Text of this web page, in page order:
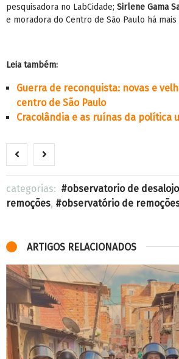
pesquisadora no LabCidade; Sirlene Gama
e moradora do Centro de São Paulo há mais
Leia também:
Guerra de reconquista: novas e
centro de São Paulo
Cracolândia e as ruínas da política
categorias: observatorio de
remoções, observatório de
ARTIGOS RELACIONADOS